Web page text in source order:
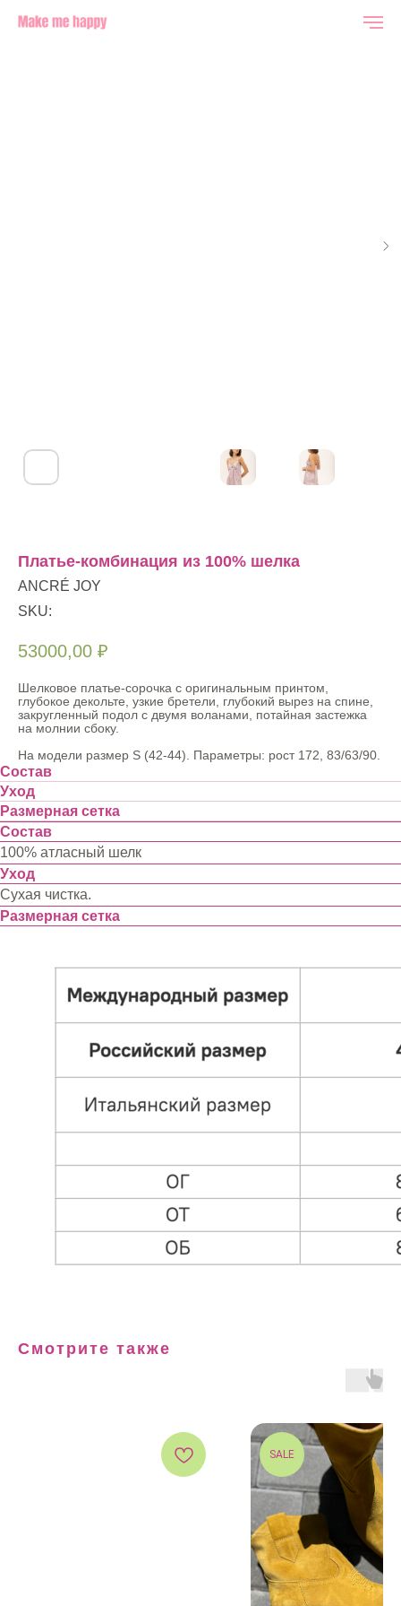
Платье-комбинация из 100% шелка
ANCRÉ JOY
SKU:
53000,00 ₽
Шелковое платье-сорочка с оригинальным принтом,
глубокое декольте, узкие бретели, глубокий вырез на спине,
закругленный подол с двумя воланами, потайная застежка
на молнии сбоку.
На модели размер S (42-44). Параметры: рост 172, 83/63/90.
Состав
Уход
Размерная сетка
Состав
100% атласный шелк
Уход
Сухая чистка.
Размерная сетка
Смотрите также
SALE